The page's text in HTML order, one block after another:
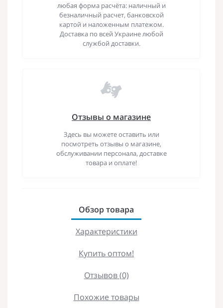
любая форма расчёта: наличный и
безналичный расчет, банковской
картой и наложенным платежом.
Доставка по всей Украине любой
службой доставки.
Отзывы о магазине
Здесь вы можете оставить или
посмотреть отзывы о магазине,
обслуживании персонала, доставке
товара и оплате!
Обзор товара
Характеристики
Купить оптом!
Отзывов (0)
Похожие товары